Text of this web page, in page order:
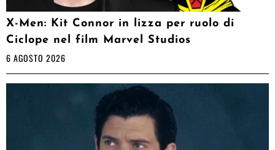
X-Men: Kit Connor in lizza per ruolo di
Ciclope nel film Marvel Studios
6 AGOSTO 2026